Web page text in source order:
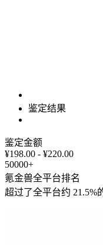
鉴定结果
鉴定金额
¥198.00 - ¥220.00
50000+
氪金兽全平台排名
超过了全平台约 21.5%